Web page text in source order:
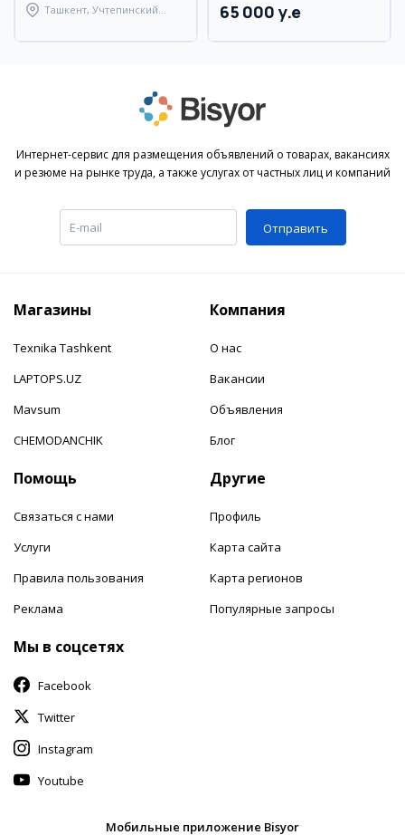
Ташкент, Учтепинский
65 000 y.e
Интернет-сервис для размещения объявлений о товарах, вакансиях
и резюме на рынке труда, а также услугах от частных лиц и компаний
Отправить
Магазины
Texnika Tashkent
LAPTOPS.UZ
Mavsum
CHEMODANCHIK
Компания
О нас
Вакансии
Объявления
Блог
Помощь
Связаться с нами
Услуги
Правила пользования
Реклама
Другие
Профиль
Карта сайта
Карта регионов
Популярные запросы
Мы в соцсетях
Facebook
Twitter
Instagram
Youtube
Мобильные приложение Bisyor